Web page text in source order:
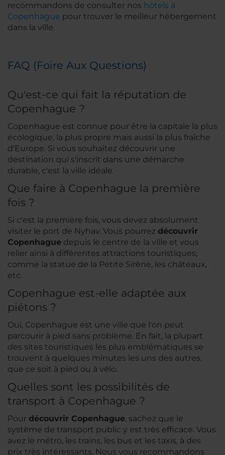
recommandons de consulter nos hôtels à
Copenhague pour trouver le meilleur hébergement
dans la ville.
FAQ (Foire Aux Questions)
Qu'est-ce qui fait la réputation de
Copenhague ?
Copenhague est connue pour être la capitale la plus
écologique, la plus propre mais aussi la plus fraîche
d'Europe. Si vous souhaitez découvrir une
destination qui s'inscrit dans une démarche
durable, c'est la ville idéale.
Que faire à Copenhague la première
fois ?
Si c'est la première fois, vous devez absolument
visiter le port de Nyhav. Vous pourrez découvrir
Copenhague depuis le centre de la ville et vous
relier ainsi à différentes attractions touristiques;
comme la statue de la Petite Sirène, les châteaux,
etc.
Copenhague est-elle adaptée aux
piétons ?
Oui, Copenhague est une ville que l'on peut
parcourir à pied sans problème. En fait, la plupart
des sites touristiques les plus emblématiques se
trouvent à quelques minutes les uns des autres,
que ce soit à pied ou à vélo.
Quelles sont les possibilités de
transport à Copenhague ?
Pour découvrir Copenhague, sachez que le
système de transport public y est très efficace. Vous
avez le métro, les trains, les bus et les taxis, à des
prix très intéressants. Nous vous recommandons